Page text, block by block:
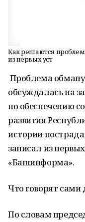
Как решаются
из первых уст
Проблема
обсуждалась на
по обеспечению
развития
истории
записал из
«Башинформа».
Что говорят
По словам